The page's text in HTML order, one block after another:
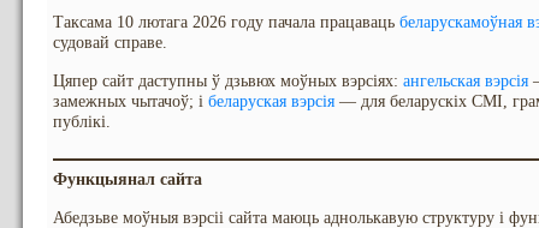
Таксама 10 лютага 2026 году пачала працаваць беларускамоўная
судовай справе.
Цяпер сайт даступны ў дзьвюх моўных вэрсіях: ангельская вэрсія
замежных чытачоў; і беларуская вэрсія — для беларускіх СМІ,
публікі.
Функцыянал сайта
Абедзьве моўныя вэрсіі сайта маюць аднолькавую структуру і